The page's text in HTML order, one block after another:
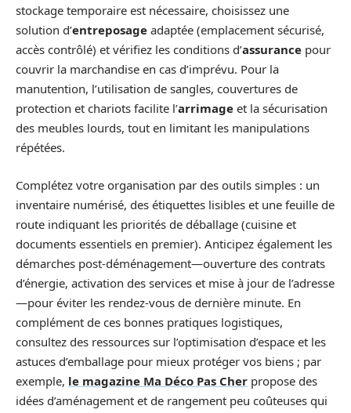
stockage temporaire est nécessaire, choisissez une
solution d’entreposage adaptée (emplacement sécurisé,
accès contrôlé) et vérifiez les conditions d’assurance pour
couvrir la marchandise en cas d’imprévu. Pour la
manutention, l’utilisation de sangles, couvertures de
protection et chariots facilite l’arrimage et la sécurisation
des meubles lourds, tout en limitant les manipulations
répétées.
Complétez votre organisation par des outils simples : un
inventaire numérisé, des étiquettes lisibles et une feuille de
route indiquant les priorités de déballage (cuisine et
documents essentiels en premier). Anticipez également les
démarches post-déménagement—ouverture des contrats
d’énergie, activation des services et mise à jour de l’adresse
—pour éviter les rendez-vous de dernière minute. En
complément de ces bonnes pratiques logistiques,
consultez des ressources sur l’optimisation d’espace et les
astuces d’emballage pour mieux protéger vos biens ; par
exemple, le magazine Ma Déco Pas Cher propose des
idées d’aménagement et de rangement peu coûteuses qui